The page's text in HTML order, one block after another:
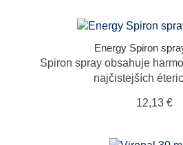
Energy Spiron
Spiron spray obsahuje
najčistejších
12,13 €